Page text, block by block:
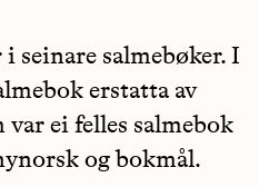
seinare salmebøker. I
erstatta av
ei felles salmebok
og bokmål.